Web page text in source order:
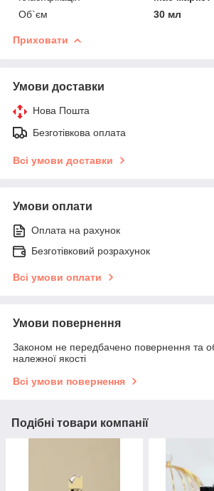
Об`єм
30 мл
Приховати
Умови доставки
Нова Пошта
Безготівкова оплата
Всі умови доставки
Умови оплати
Оплата на рахунок
Безготівковий розрахунок
Всі умови оплати
Умови повернення
Законом не передбачено повернення та
належної якості
Всі умови повернення
Подібні товари компанії